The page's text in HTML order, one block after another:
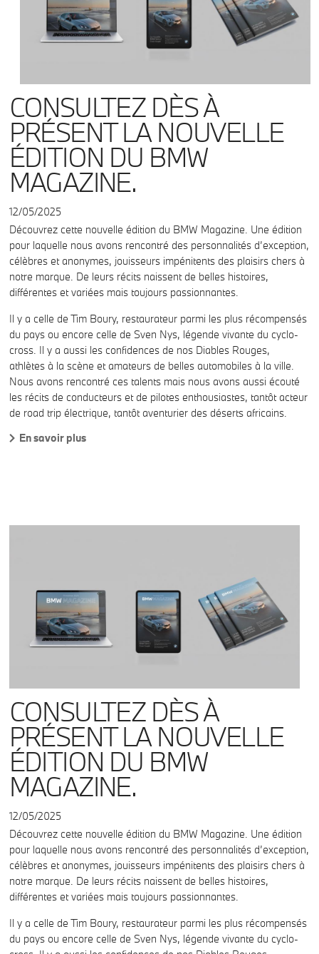
CONSULTEZ DÈS À
PRÉSENT LA NOUVELLE
ÉDITION DU BMW
MAGAZINE.
12/05/2025
Découvrez cette nouvelle édition du BMW Magazine. Une édition
pour laquelle nous avons rencontré des personnalités d’exception,
célèbres et anonymes, jouisseurs impénitents des plaisirs chers à
notre marque. De leurs récits naissent de belles histoires,
différentes et variées mais toujours passionnantes.
Il y a celle de Tim Boury, restaurateur parmi les plus récompensés
du pays ou encore celle de Sven Nys, légende vivante du cyclo-
cross. Il y a aussi les confidences de nos Diables Rouges,
athlètes à la scène et amateurs de belles automobiles à la ville.
Nous avons rencontré ces talents mais nous avons aussi écouté
les récits de conducteurs et de pilotes enthousiastes, tantôt acteur
de road trip électrique, tantôt aventurier des déserts africains.
En savoir plus
CONSULTEZ DÈS À
PRÉSENT LA NOUVELLE
ÉDITION DU BMW
MAGAZINE.
12/05/2025
Découvrez cette nouvelle édition du BMW Magazine. Une édition
pour laquelle nous avons rencontré des personnalités d’exception,
célèbres et anonymes, jouisseurs impénitents des plaisirs chers à
notre marque. De leurs récits naissent de belles histoires,
différentes et variées mais toujours passionnantes.
Il y a celle de Tim Boury, restaurateur parmi les plus récompensés
du pays ou encore celle de Sven Nys, légende vivante du cyclo-